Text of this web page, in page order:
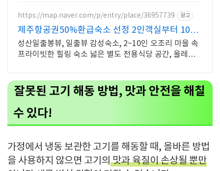
https://map.naver.com/p/entry/place/36957739 광고
제주항공권50%환급숙소 선정 2인객실부터 10인
객실 구성
성산일출봉뷰, 일출뷰 감성숙소, 2~10인 오조리 마을 속
프라이빗한 힐링 숙소 넓은 별도 전용식당 공간, 올레길2
잘못된 고기 해동 방법, 맛과 안전을 해칠
수 있다!
가정에서 냉동 보관한 고기를 해동할 때, 올바른 방법
을 사용하지 않으면 고기의 맛과 육질이 손상될 뿐만